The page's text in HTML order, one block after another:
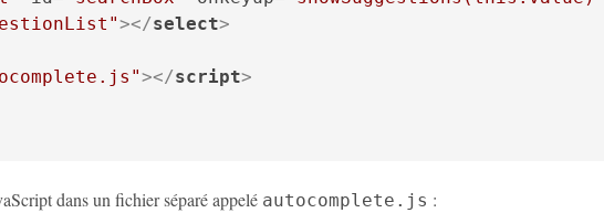
></select>
></script>
dans un fichier séparé appelé autocomplete.js :